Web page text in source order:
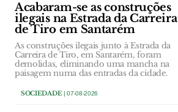
Acabaram-se as construções
ilegais na Estrada da Carreira
de Tiro em Santarém
As construções ilegais junto à Estrada da
Carreira de Tiro, em Santarém, foram
demolidas, eliminando uma mancha na
paisagem numa das entradas da cidade.
SOCIEDADE| 07-08-2026